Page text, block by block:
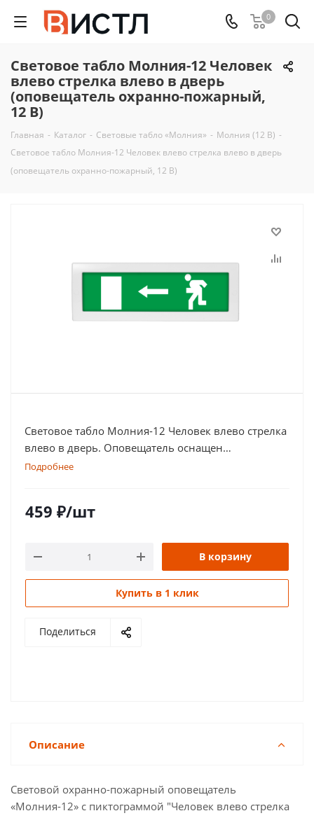
0
Световое табло Молния-12 Человек
влево стрелка влево в дверь
(оповещатель охранно-пожарный,
12 В)
Главная - Каталог - Световые табло «Молния» - Молния (12 В) -
Световое табло Молния-12 Человек влево стрелка влево в дверь
(оповещатель охранно-пожарный, 12 В)
Световое табло Молния-12 Человек влево стрелка
влево в дверь. Оповещатель оснащен
дублированными клеммами
Подробнее
459 ₽/шт
В корзину
Купить в 1 клик
Поделиться
Описание
Световой охранно-пожарный оповещатель
«Молния-12» с пиктограммой "Человек влево стрелка